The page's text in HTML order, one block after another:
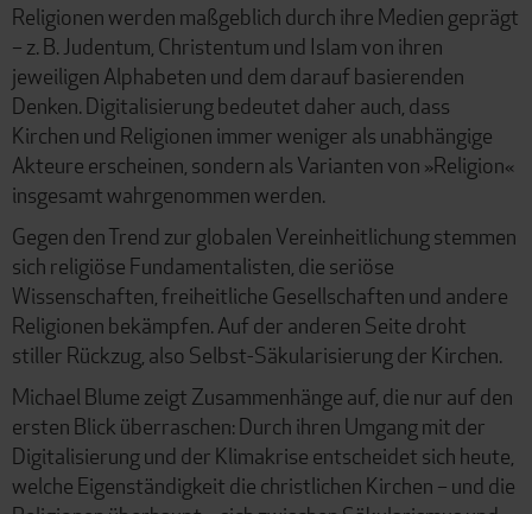
Religionen werden maßgeblich durch ihre Medien geprägt
– z. B. Judentum, Christentum und Islam von ihren
jeweiligen Alphabeten und dem darauf basierenden
Denken. Digitalisierung bedeutet daher auch, dass
Kirchen und Religionen immer weniger als unabhängige
Akteure erscheinen, sondern als Varianten von »Religion«
insgesamt wahrgenommen werden.
Gegen den Trend zur globalen Vereinheitlichung stemmen
sich religiöse Fundamentalisten, die seriöse
Wissenschaften, freiheitliche Gesellschaften und andere
Religionen bekämpfen. Auf der anderen Seite droht
stiller Rückzug, also Selbst-Säkularisierung der Kirchen.
Michael Blume zeigt Zusammenhänge auf, die nur auf den
ersten Blick überraschen: Durch ihren Umgang mit der
Digitalisierung und der Klimakrise entscheidet sich heute,
welche Eigenständigkeit die christlichen Kirchen – und die